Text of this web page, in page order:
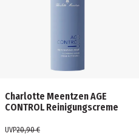
Charlotte Meentzen AGE
CONTROL Reinigungscreme
UVP20,90 €